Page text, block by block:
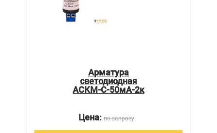
Арматура
светодиодная
АСКМ-С-50мА-2к
Цена:по запросу